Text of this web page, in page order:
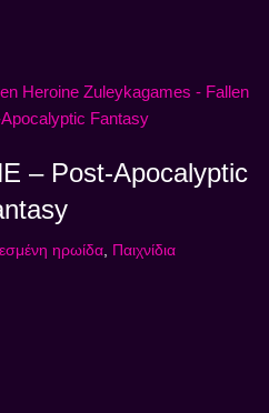
– Post-Apocalyptic
ηρωίδα, Παιχνίδια